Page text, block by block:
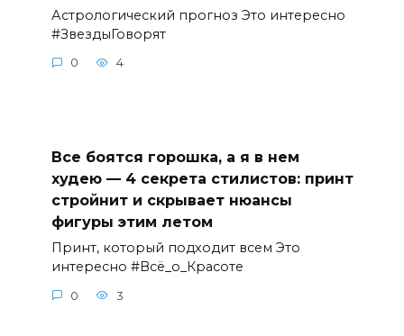
Астрологический прогноз Это интересно
#ЗвездыГоворят
0 4
Все боятся горошка, а я в нем
худею — 4 секрета стилистов: принт
стройнит и скрывает нюансы
фигуры этим летом
Принт, который подходит всем Это
интересно #Всё_о_Красоте
0 3